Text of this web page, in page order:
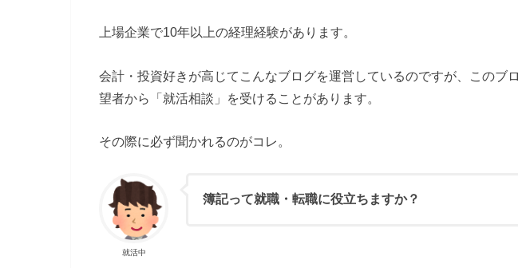
上場企業で10年以上の経理経験があります。
会計・投資好きが高じてこんなブログを運営しているのですが、このブ
望者から「就活相談」を受けることがあります。
その際に必ず聞かれるのがコレ。
就活中
簿記って就職・転職に役立ちますか？